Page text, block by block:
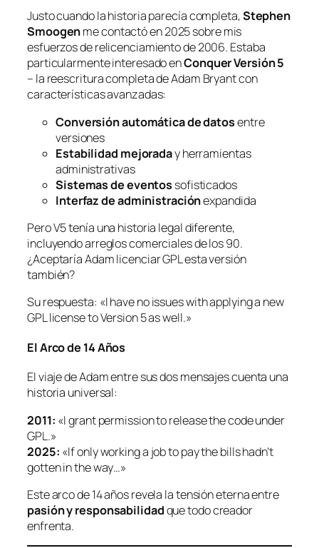
Justo cuando la historia parecía completa,Stephen
Smoogenme contactó en 2025 sobre mis
esfuerzos de relicenciamiento de 2006. Estaba
particularmente interesado enConquer Versión 5
– la reescritura completa de Adam Bryant con
características avanzadas:
Conversión automática de datosentre
versiones
Estabilidad mejoraday herramientas
administrativas
Sistemas de eventos sofisticados
Interfaz de administraciónexpandida
Pero V5 tenía una historia legal diferente,
incluyendo arreglos comerciales de los 90.
¿Aceptaría Adam licenciar GPL esta versión
también?
Su respuesta: «I have no issues with applying a new
GPL license to Version 5 as well.»
El Arco de 14 Años
El viaje de Adam entre sus dos mensajes cuenta una
historia universal:
2011: «I grant permission to release the code under
GPL.»
2025: «If only working a job to pay the bills hadn’t
gotten in the way…»
Este arco de 14 años revela la tensión eterna entre
pasión y responsabilidadque todo creador
enfrenta.